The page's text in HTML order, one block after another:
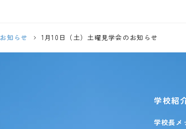
お知らせ 1月10日（土）土曜見学会のお知らせ
学校紹
学校長メ